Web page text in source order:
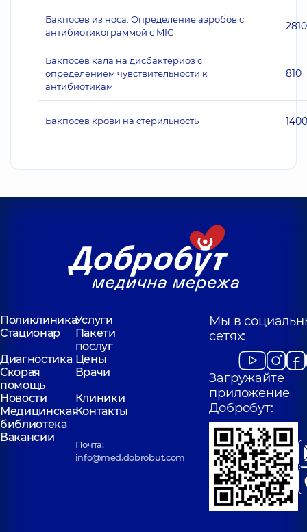
Бакпосев из носа. Определение аэробов с
антибиотикограммой с MIC
2810
Бакпосев кала на дисбактериоз с
определением чувствительности к
антибиотикам
810
Бакпосев крови на стерильность 1400
ПоликлиникаУслуги
Стационар
Пакети
послуг
Диагностика Цены
Скорая
помощь
Врачи
Новости
Клиники
Медицинская
библиотека
Контакты
Вакансии
Почта:
info@med.dobrobut.com
Мы в
сетях:
Загружайте
приложение
Добробут: